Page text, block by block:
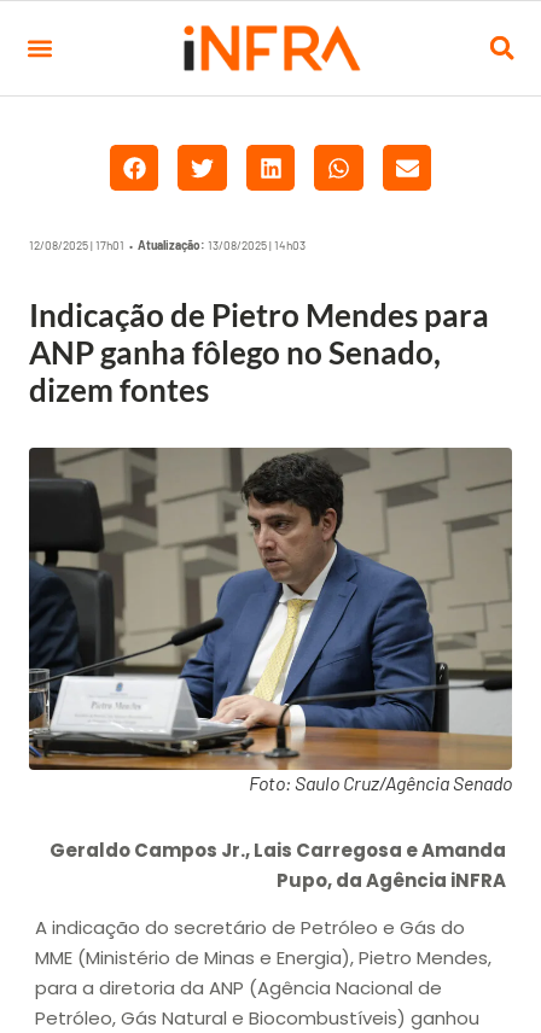
12/08/2025 | 17h01 • Atualização: 13/08/2025 | 14h03
Indicação de Pietro Mendes para
ANP ganha fôlego no Senado,
dizem fontes
Foto: Saulo Cruz/Agência Senado
Geraldo Campos Jr., Lais Carregosa e Amanda
Pupo, da Agência iNFRA
A indicação do secretário de Petróleo e Gás do
MME (Ministério de Minas e Energia), Pietro Mendes,
para a diretoria da ANP (Agência Nacional de
Petróleo, Gás Natural e Biocombustíveis) ganhou